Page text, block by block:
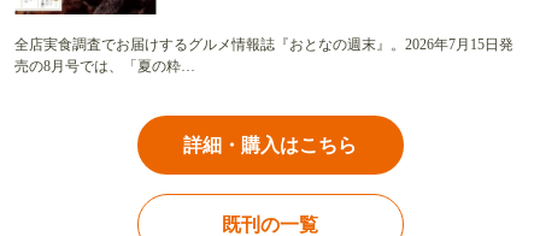
全店実食調査でお届けするグルメ情報誌『おとなの週末』。2026年7月15日発
売の8月号では、「夏の粋…
詳細・購入はこちら
既刊の一覧